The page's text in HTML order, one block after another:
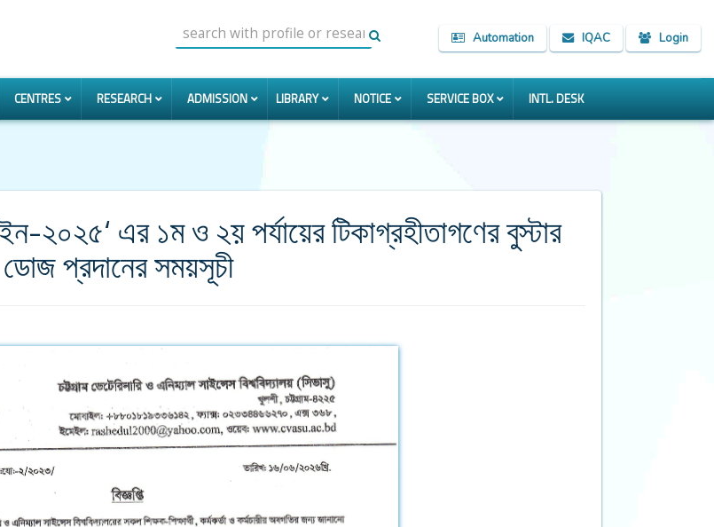
Automation IQAC Login
CENTRES RESEARCH ADMISSION LIBRARY NOTICE SERVICE BOX INTL. DESK
২০২৫‘ এর ১ম ও ২য় পর্যায়ের টিকাগ্রহীতাগণের বুস্টার
ডোজ প্রদানের সময়সূচী